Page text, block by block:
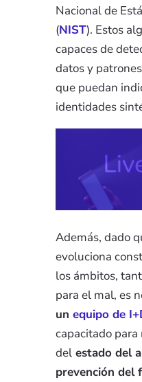
Nacional de
(NIST). Estos
capaces de
datos y
que puedan
identidades
Además, dado
evoluciona
los ámbitos,
para el mal, es
un equipo de
capacitado
delestado del
prevención del